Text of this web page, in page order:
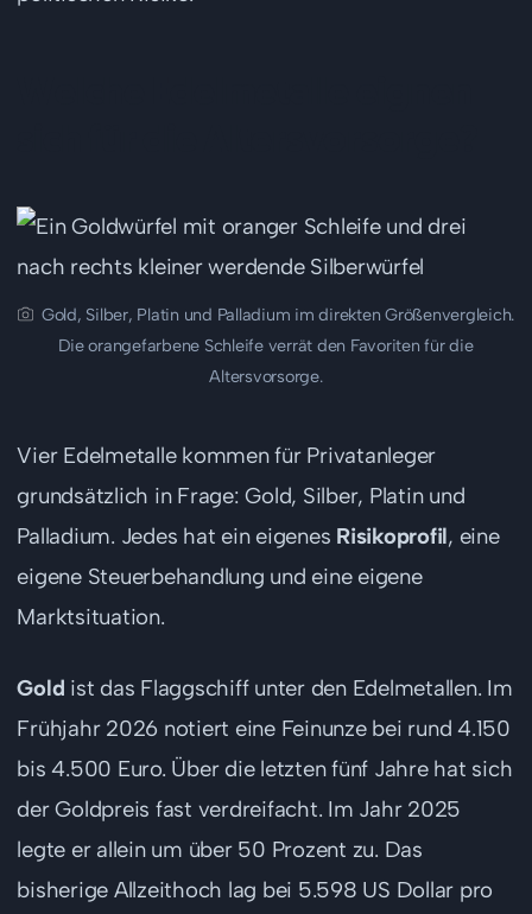
Gold, Silber, Platin und Palladium im direkten Größenvergleich.
Die orangefarbene Schleife verrät den Favoriten für die
Altersvorsorge.
Vier Edelmetalle kommen für Privatanleger
grundsätzlich in Frage: Gold, Silber, Platin und
Palladium. Jedes hat ein eigenes Risikoprofil, eine
eigene Steuerbehandlung und eine eigene
Marktsituation.
Gold ist das Flaggschiff unter den Edelmetallen. Im
Frühjahr 2026 notiert eine Feinunze bei rund 4.150
bis 4.500 Euro. Über die letzten fünf Jahre hat sich
der Goldpreis fast verdreifacht. Im Jahr 2025
legte er allein um über 50 Prozent zu. Das
bisherige Allzeithoch lag bei 5.598 US Dollar pro